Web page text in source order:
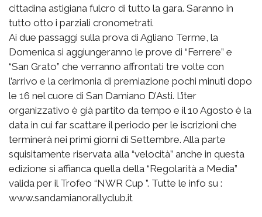
cittadina astigiana fulcro di tutto la gara. Saranno in
tutto otto i parziali cronometrati.
Ai due passaggi sulla prova di Agliano Terme, la
Domenica si aggiungeranno le prove di “Ferrere” e
“San Grato” che verranno affrontati tre volte con
l’arrivo e la cerimonia di premiazione pochi minuti dopo
le 16 nel cuore di San Damiano D’Asti. L’iter
organizzativo è già partito da tempo e il 10 Agosto è la
data in cui far scattare il periodo per le iscrizioni che
terminerà nei primi giorni di Settembre. Alla parte
squisitamente riservata alla “velocità” anche in questa
edizione si affianca quella della “Regolarità a Media”
valida per il Trofeo “NWR Cup ”. Tutte le info su :
www.sandamianorallyclub.it